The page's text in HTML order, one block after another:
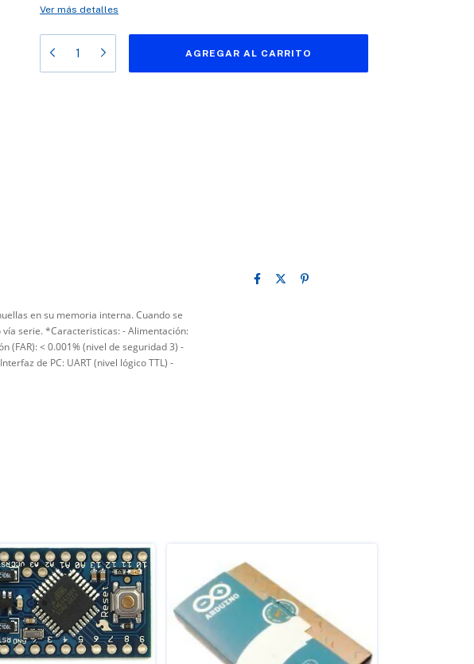
Ver más detalles
en su memoria interna. Cuando se
serie. *Caracteristicas: - Alimentación:
(FAR): < 0.001% (nivel de seguridad 3) -
de PC: UART (nivel lógico TTL) -